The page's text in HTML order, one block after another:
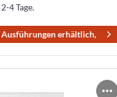
4 Tage.
erhältlich,